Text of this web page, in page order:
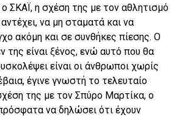
ΣΚΑΪ, η σχέση της με τον αθλητισμό
να μη σταματά και να
ακόμη και σε συνθήκες πίεσης. Ο
της είναι ξένος, ενώ αυτό που θα
είναι οι άνθρωποι χωρίς
έγινε γνωστή το τελευταίο
της με τον Σπύρο Μαρτίκα, ο
να δηλώσει ότι έχουν